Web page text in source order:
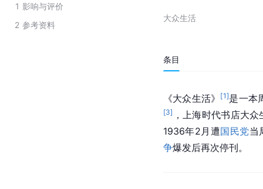
1 影响与评价
2 参考资料
大众生活
条目
《大众生活》 [1]是一本
[3] ，上海时代书店大
1936年2月遭国民党当
争爆发后再次停刊。